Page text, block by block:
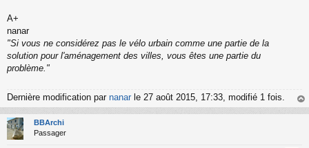
n
u
A+
nanar
"Si vous ne considérez pas le vélo urbain comme une partie de la
solution pour l'aménagement des villes, vous êtes une partie du
problème."
Dernière modification par nanar le 27 août 2015, 17:33, modifié 1 fois.
au
BBArchi
Passager